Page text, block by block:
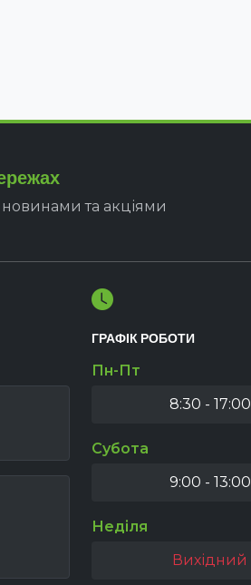
та акціями
ГРАФІК РОБОТИ
Пн-Пт
8:30 - 17:00
Субота
9:00 - 13:00
Неділя
Вихідний